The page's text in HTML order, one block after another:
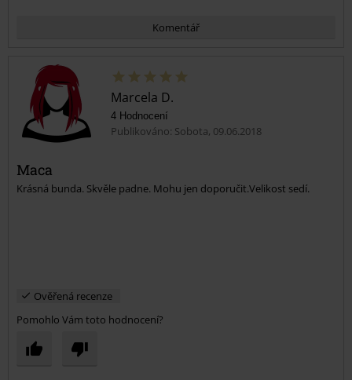
Komentář
Odeslat komentář
Marcela D.
4 Hodnocení
Publikováno: Sobota, 09.06.2018
Maca
Krásná bunda. Skvěle padne. Mohu jen doporučit.Velikost sedí.
Ověřená recenze
Pomohlo Vám toto hodnocení?